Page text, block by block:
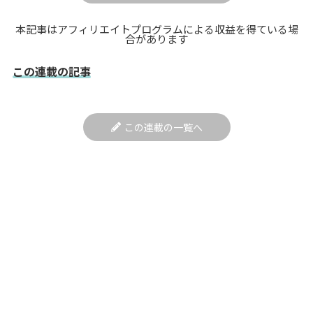
本記事はアフィリエイトプログラムによる収益を得ている場
合があります
この連載の記事
この連載の一覧へ